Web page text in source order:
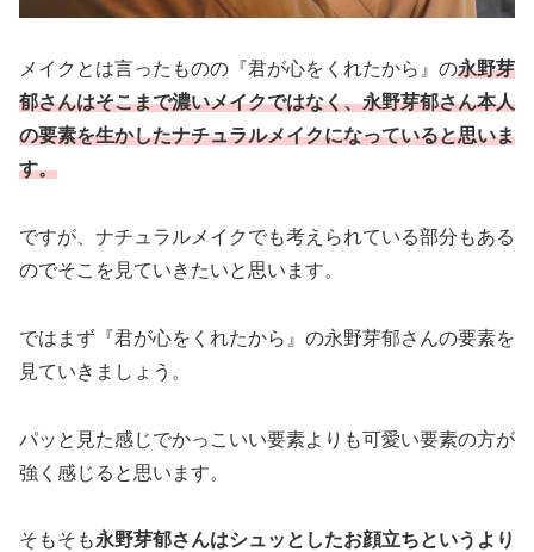
メイクとは言ったものの『君が心をくれたから』の永野芽
郁さんはそこまで濃いメイクではなく、永野芽郁さん本人
の要素を生かしたナチュラルメイクになっていると思いま
す。
ですが、ナチュラルメイクでも考えられている部分もある
のでそこを見ていきたいと思います。
ではまず『君が心をくれたから』の永野芽郁さんの要素を
見ていきましょう。
パッと見た感じでかっこいい要素よりも可愛い要素の方が
強く感じると思います。
そもそも永野芽郁さんはシュッとしたお顔立ちというより